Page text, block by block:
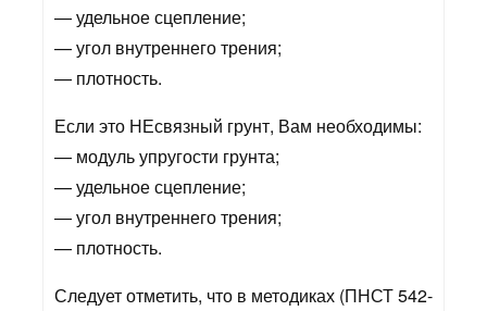
— удельное сцепление;
— угол внутреннего трения;
— плотность.
Если это НЕсвязный грунт, Вам необходимы:
— модуль упругости грунта;
— удельное сцепление;
— угол внутреннего трения;
— плотность.
Следует отметить, что в методиках (ПНСТ 542-